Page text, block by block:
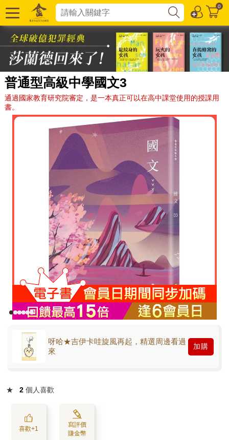
0
普通型高級中學國文3
通過國家教育研究院審定，是一本真正可以在高中課堂使用的授課用
書。
呀哈★吉伊卡哇旋風再起，精選周邊看過
來
加購
★ 2 個人喜歡
喜歡+1
寫評價
賺金幣